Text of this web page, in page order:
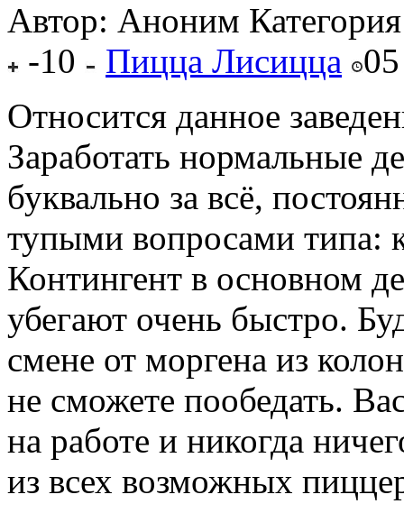
Автор: Аноним
-10
Пицца Лисицца
Относится данное
Заработать нормальные
буквально за всё,
тупыми вопросами типа:
Контингент в основном
убегают очень быстро.
смене от моргена из
не сможете пообедать.
на работе и никогда
из всех возможных